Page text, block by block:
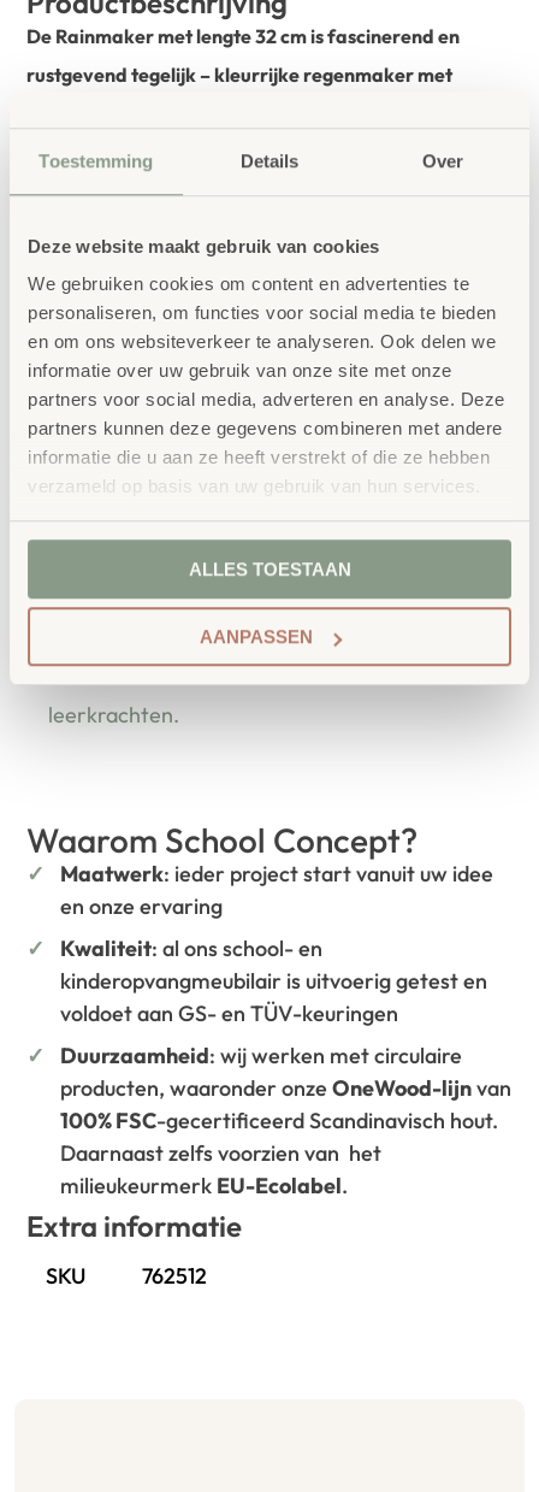
Toestemming Details Over
Deze website maakt gebruik van cookies
We gebruiken cookies om content en advertenties te
personaliseren, om functies voor social media te bieden
en om ons websiteverkeer te analyseren. Ook delen we
informatie over uw gebruik van onze site met onze
partners voor social media, adverteren en analyse. Deze
partners kunnen deze gegevens combineren met andere
informatie die u aan ze heeft verstrekt of die ze hebben
verzameld op basis van uw gebruik van hun services.
ALLES TOESTAAN
AANPASSEN
De Rainmaker met lengte 32 cm is fascinerend en
rustgevend tegelijk – kleurrijke regenmaker met
De grote regenmaker produceert fascinerende
regengeluiden en is al vanaf 1 jaar uitstekend vast te
voor een ander volume van het rustgevende
kabbelende geluid. Dankzij de transparante buis zijn
de vele balletjes visueel waarneembaar.
Vertrouwdbestellen bij School
Concept
School Concept is de specialist in
onderwijsmeubilair. Wij geloven dat een
leeromgeving inspireert wanneer deze
aansluit bij de behoeften van kinderen én
leerkrachten.
Waarom School Concept?
Maatwerk: ieder project start vanuit uw idee
en onze ervaring
Kwaliteit: al ons school- en
kinderopvangmeubilair is uitvoerig getest en
voldoet aan GS- en TÜV-keuringen
Duurzaamheid: wij werken met circulaire
producten, waaronder onzeOneWood-lijnvan
100% FSC-gecertificeerd Scandinavisch hout.
Daarnaast zelfs voorzien van het
milieukeurmerk EU-Ecolabel.
Extra informatie
SKU 762512